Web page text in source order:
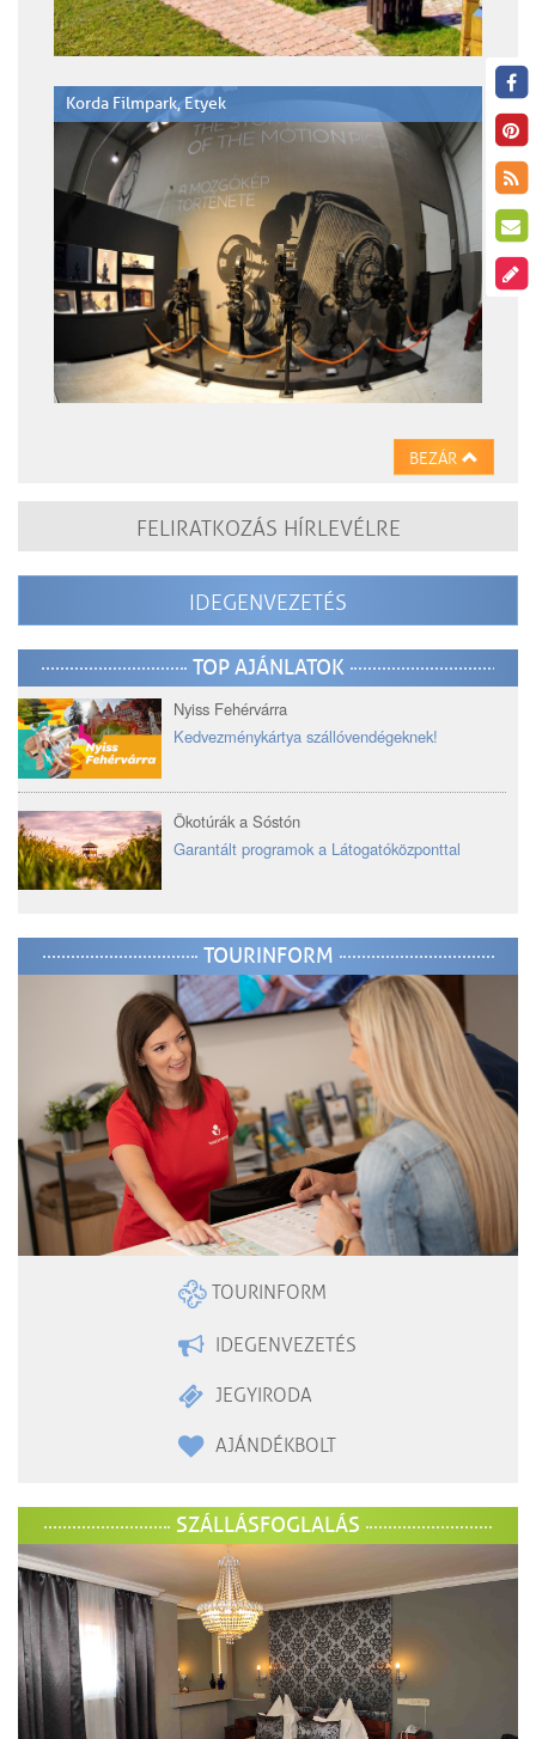
Korda Filmpark, Etyek
BEZÁR
FELIRATKOZÁS HÍRLEVÉLRE
IDEGENVEZETÉS
TOP AJÁNLATOK
Nyiss Fehérvárra
Kedvezménykártya szállóvendégeknek!
Ökotúrák a Sóstón
Garantált programok a Látogatóközponttal
TOURINFORM
TOURINFORM
IDEGENVEZETÉS
JEGYIRODA
AJÁNDÉKBOLT
SZÁLLÁSFOGLALÁS